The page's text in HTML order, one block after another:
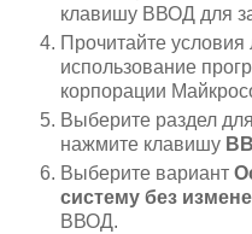
клавишу ВВОД для
Прочитайте
использование
корпорации
Выберите раздел
нажмите клавишу
Выберите вариант
систему без
ВВОД.